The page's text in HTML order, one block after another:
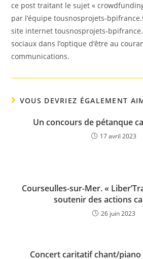
ce post traitant le sujet «
par l’équipe tousnosprojets-
site internet tousnosprojets-
sociaux dans l’optique d’être au
communications.
VOUS DEVRIEZ ÉGALEMENT
Un concours de pétanque
17 avril 2023
Courseulles-sur-Mer. «
soutenir des actions
26 juin 2023
Concert caritatif chant/piano